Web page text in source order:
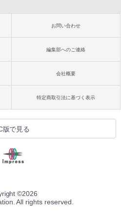
お問い合わせ
編集部へのご連絡
会社概要
特定商取引法に基づく表示
版で見る
©2026
All rights reserved.